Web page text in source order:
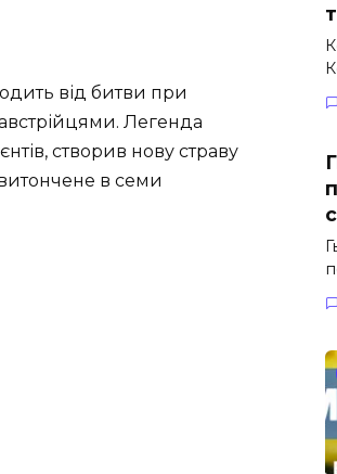
від битви при
Легенда
створив нову страву
в семи